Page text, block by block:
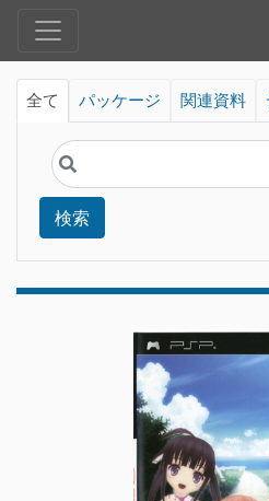
全て パッケージ 関連資料
検索